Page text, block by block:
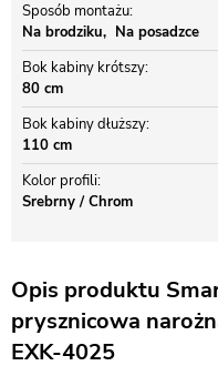
Sposób montażu
Na brodziku
Na posadzce
Bok kabiny krótszy
80 cm
Bok kabiny dłuższy
110 cm
Kolor profili
Srebrny / Chrom
Opis produktu
prysznicowa
EXK-4025